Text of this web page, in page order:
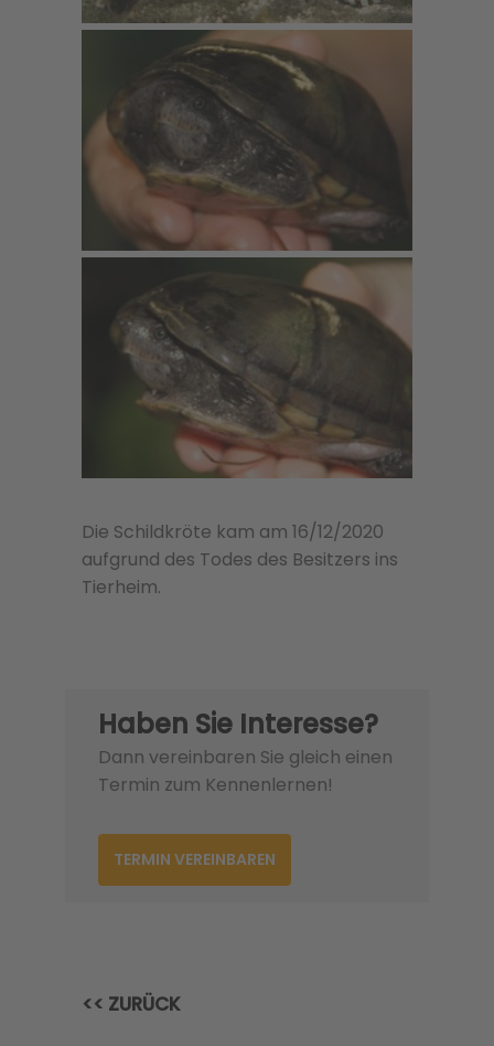
Die Schildkröte kam am 16/12/2020
aufgrund des Todes des Besitzers ins
Tierheim.
Haben Sie Interesse?
Dann vereinbaren Sie gleich einen
Termin zum Kennenlernen!
TERMIN VEREINBAREN
<< ZURÜCK